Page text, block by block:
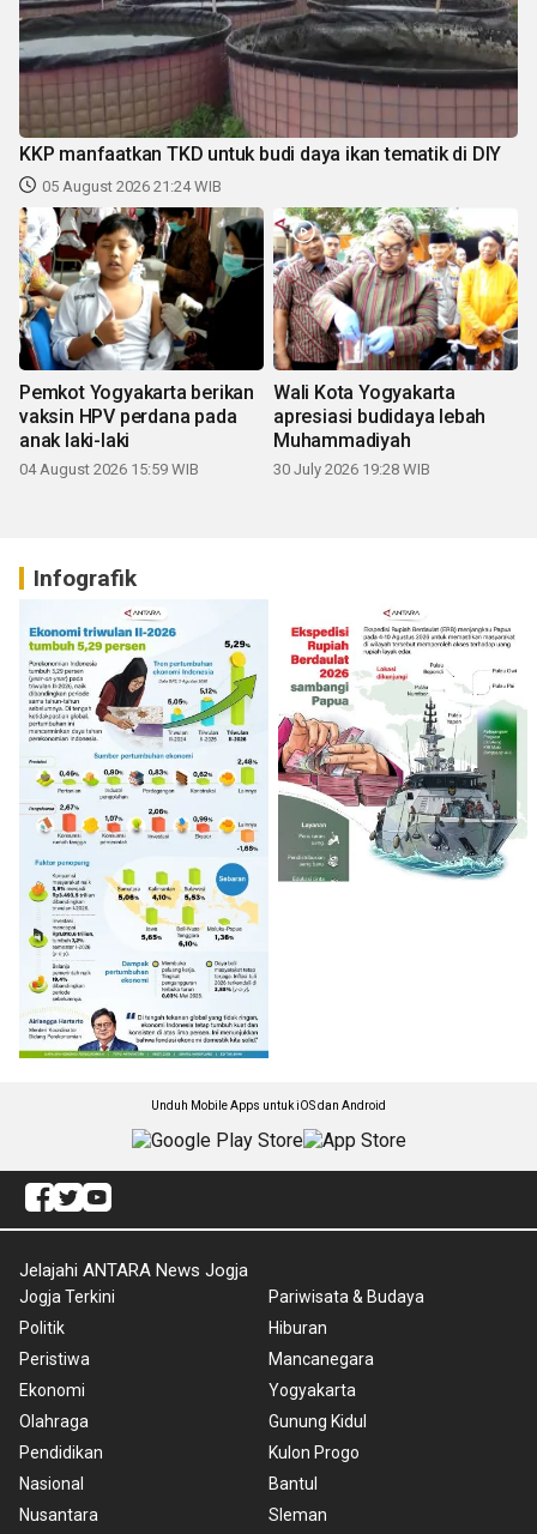
KKP manfaatkan TKD untuk budi daya ikan tematik di DIY
05 August 2026 21:24 WIB
Pemkot Yogyakarta berikan
vaksin HPV perdana pada
anak laki-laki
04 August 2026 15:59 WIB
Wali Kota Yogyakarta
apresiasi budidaya lebah
Muhammadiyah
30 July 2026 19:28 WIB
Infografik
Unduh Mobile Apps untuk iOS dan Android
Jelajahi ANTARA News Jogja
Jogja Terkini
Politik
Peristiwa
Ekonomi
Olahraga
Pendidikan
Nasional
Nusantara
Pariwisata & Budaya
Hiburan
Mancanegara
Yogyakarta
Gunung Kidul
Kulon Progo
Bantul
Sleman